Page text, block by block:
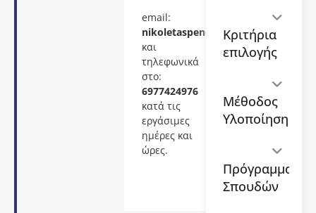
email:
nikoletaspenda@gmail.com
και
τηλεφωνικά
στο:
6977424976
κατά τις
εργάσιμες
ημέρες και
ώρες.
υλοποιηθεί
με
ασύγχρονη
αποστάσεως
εκπαίδευση
μέσω
Επιστημονικά
Κριτήρια
επιλογής
Μέθοδος
Υλοποίησης
Πρόγραμμα
Σπουδών